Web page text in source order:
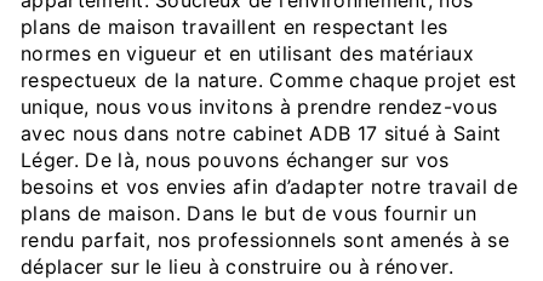
plans de maison travaillent en respectant les
normes en vigueur et en utilisant des matériaux
respectueux de la nature. Comme chaque projet est
unique, nous vous invitons à prendre rendez-vous
avec nous dans notre cabinet ADB 17 situé à Saint
Léger. De là, nous pouvons échanger sur vos
besoins et vos envies afin d’adapter notre travail de
plans de maison. Dans le but de vous fournir un
rendu parfait, nos professionnels sont amenés à se
déplacer sur le lieu à construire ou à rénover.